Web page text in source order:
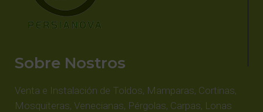
Sobre Nostros
Venta e Instalación de Toldos, Mamparas, Cortinas,
Mosquiteras, Venecianas, Pérgolas, Carpas, Lonas